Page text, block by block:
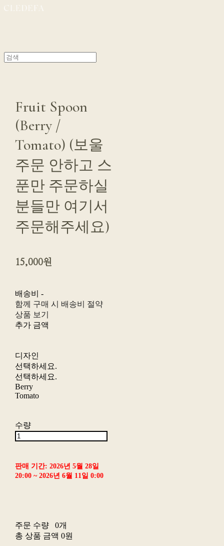
Fruit Spoon
(Berry /
Tomato) (보울
주문 안하고 스
푼만 주문하실
분들만 여기서
주문해주세요)
15,000원
배송비 -
함께 구매 시 배송비 절약
상품 보기
추가 금액
디자인
선택하세요.
선택하세요.
Berry
Tomato
수량
판매 기간: 2026년 5월 28일
20:00 ~ 2026년 6월 11일 0:00
주문 수량
0개
총 상품 금액 0원